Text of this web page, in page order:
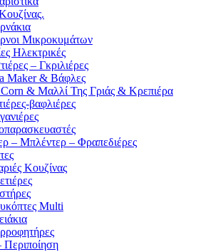
Μικροκυμάτων
Ηλεκτρικές
– Γκριλιέρες
Maker & Βάφλες
& Μαλλί Της Γριάς & Κρεπιέρα
βαφλιέρες
– Μπλέντερ – Φραπεδιέρες
Κουζίνας
Multi